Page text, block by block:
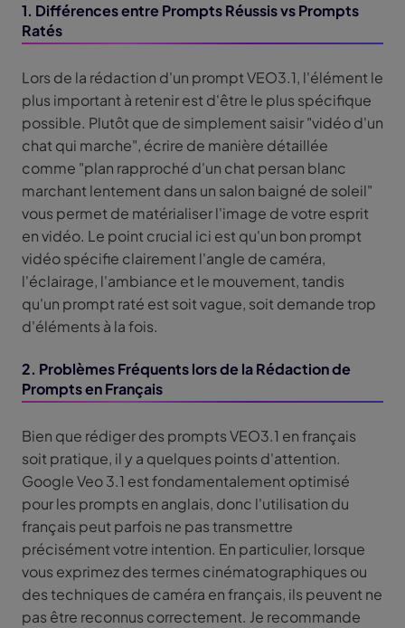
1. Différences entre Prompts Réussis vs Prompts
Ratés
Lors de la rédaction d'un prompt VEO3.1, l'élément le
plus important à retenir est d'être le plus spécifique
possible. Plutôt que de simplement saisir "vidéo d'un
chat qui marche", écrire de manière détaillée
comme "plan rapproché d'un chat persan blanc
marchant lentement dans un salon baigné de soleil"
vous permet de matérialiser l'image de votre esprit
en vidéo. Le point crucial ici est qu'un bon prompt
vidéo spécifie clairement l'angle de caméra,
l'éclairage, l'ambiance et le mouvement, tandis
qu'un prompt raté est soit vague, soit demande trop
d'éléments à la fois.
2. Problèmes Fréquents lors de la Rédaction de
Prompts en Français
Bien que rédiger des prompts VEO3.1 en français
soit pratique, il y a quelques points d'attention.
Google Veo 3.1 est fondamentalement optimisé
pour les prompts en anglais, donc l'utilisation du
français peut parfois ne pas transmettre
précisément votre intention. En particulier, lorsque
vous exprimez des termes cinématographiques ou
des techniques de caméra en français, ils peuvent ne
pas être reconnus correctement. Je recommande